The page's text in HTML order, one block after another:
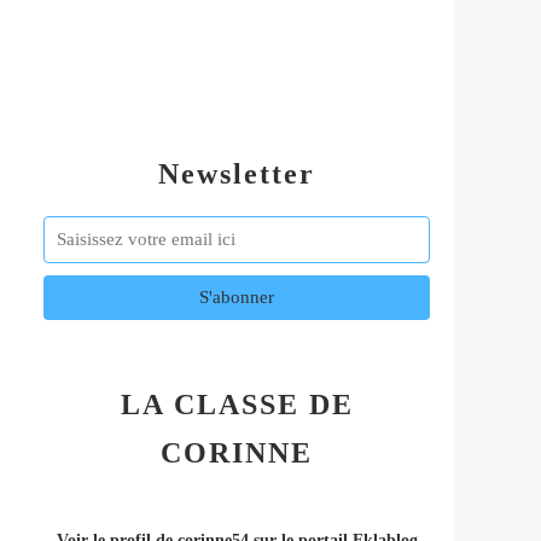
Newsletter
LA CLASSE DE
CORINNE